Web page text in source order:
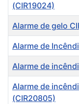
(CIR19024)
Alarme de gelo
Alarme de
Alarme de
Alarme de
(CIR20805)